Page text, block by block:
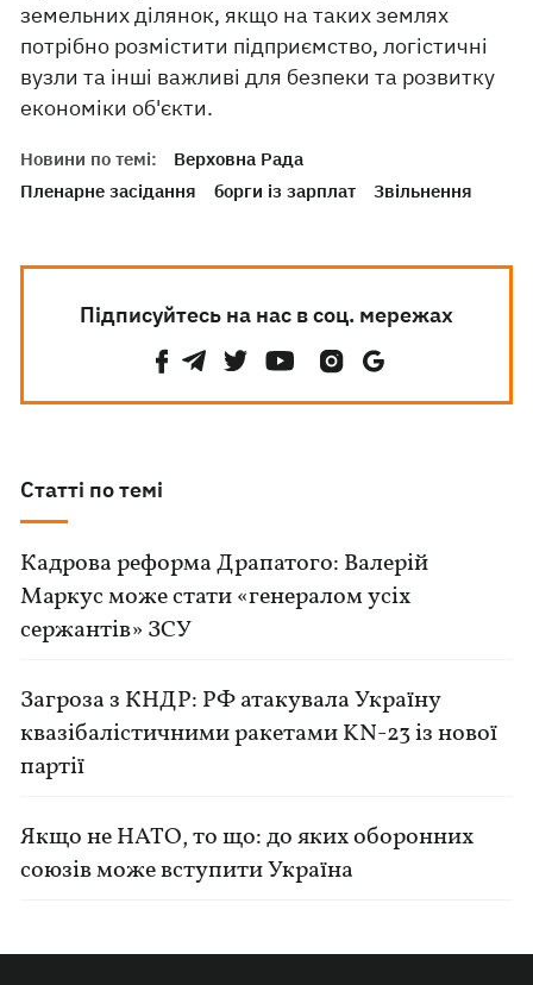
земельних ділянок, якщо на таких землях
потрібно розмістити підприємство, логістичні
вузли та інші важливі для безпеки та розвитку
економіки об'єкти.
Новини по темі:
Верховна Рада
Пленарне засідання
борги із зарплат Звільнення
Підписуйтесь на нас в соц. мережах
Статті по темі
Кадрова реформа Драпатого: Валерій
Маркус може стати «генералом усіх
сержантів» ЗСУ
Загроза з КНДР: РФ атакувала Україну
квазібалістичними ракетами KN-23 із нової
партії
Якщо не НАТО, то що: до яких оборонних
союзів може вступити Україна